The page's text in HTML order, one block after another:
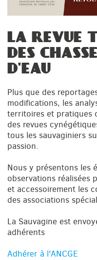
LA REVUE
DES
D'EAU
Plus que des
modifications, les
territoires et pratiques
des revues
tous les sauvaginiers
passion.
Nous y présentons les
observations réalisées
et accessoirement les
des associations
La Sauvagine est
adhérents
Adhérer à l'ANCGE